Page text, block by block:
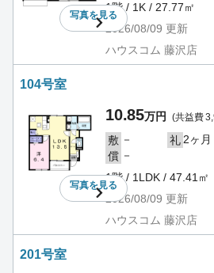
写真を見る
1階 / 1K / 27.77㎡
2026/08/09 更新
ハウスコム 藤沢店
104号室
写真を見る
10.85万円 (共益費
敷 － 礼2ヶ月
償 －
1階 / 1LDK / 47.41㎡
2026/08/09 更新
ハウスコム 藤沢店
201号室